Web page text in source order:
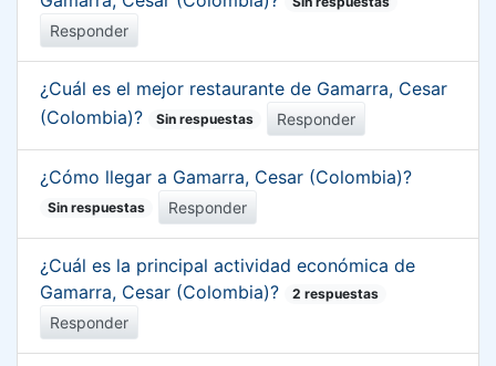
Responder
¿Cuál es el mejor restaurante de Gamarra, Cesar
(Colombia)?
Sin respuestas Responder
¿Cómo llegar a Gamarra, Cesar (Colombia)?
Sin respuestas Responder
¿Cuál es la principal actividad económica de
Gamarra, Cesar (Colombia)?
2 respuestas
Responder